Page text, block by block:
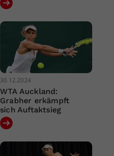
30.12.2024
WTA Auckland:
Grabher erkämpft
sich Auftaktsieg